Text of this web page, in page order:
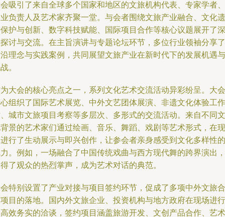
吸引了来自全球多个国家和地区的文旅机构代表、专家学者、
负责人及艺术家齐聚一堂。与会者围绕文旅产业融合、文化遗
护与创新、数字科技赋能、国际项目合作等核心议题展开了深
讨与交流。在主旨演讲与专题论坛环节，多位行业领袖分享了
理念与实践案例，共同展望文旅产业在新时代下的发展机遇与
。
大会的核心亮点之一，系列文化艺术交流活动异彩纷呈。大会
组织了国际艺术展览、中外文艺团体展演、非遗文化体验工作
城市文旅项目考察等多层次、多形式的交流活动。来自不同文
景的艺术家们通过绘画、音乐、舞蹈、戏剧等艺术形式，在现
行了生动展示与即兴创作，让参会者亲身感受到文化多样性的
。例如，一场融合了中国传统戏曲与西方现代舞的跨界演出，
了观众的热烈掌声，成为艺术对话的典范。
特别设置了产业对接与项目签约环节，促成了多项中外文旅合
目的落地。国内外文旅企业、投资机构与地方政府在现场进行
效务实的洽谈，签约项目涵盖旅游开发、文创产品合作、艺术